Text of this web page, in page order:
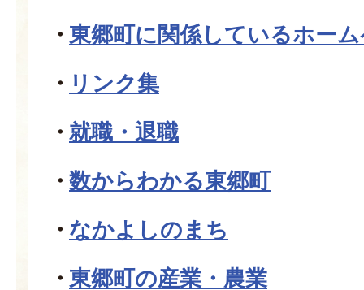
東郷町に関係しているホー
リンク集
就職・退職
数からわかる東郷町
なかよしのまち
東郷町の産業・農業